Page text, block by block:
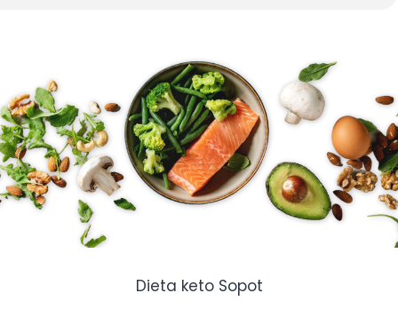
Dieta keto Sopot